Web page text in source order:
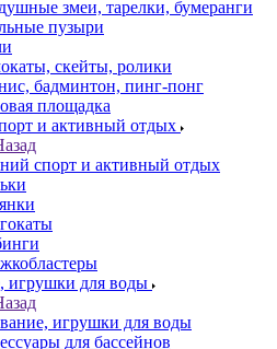
змеи, тарелки, бумеранги
пузыри
скейты, ролики
бадминтон, пинг-понг
площадка
и активный отдых
спорт и активный отдых
игрушки для воды
игрушки для воды
для бассейнов